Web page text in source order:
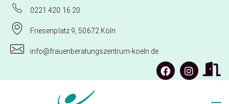
0221 420 16 20
Friesenplatz 9, 50672 Köln
info@frauenberatungszentrum-koeln.de